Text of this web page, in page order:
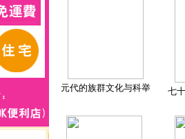
元代的族群文化与科举 七